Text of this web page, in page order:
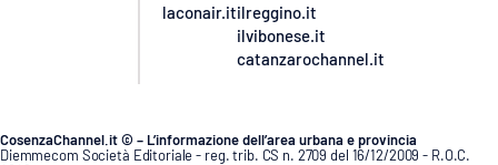
laconair.itilreggino.it
ilvibonese.it
catanzarochannel.it
CosenzaChannel.it © – L’informazione dell’area urbana e provincia
Diemmecom Società Editoriale - reg. trib. CS n. 2709 del 16/12/2009 - R.O.C.